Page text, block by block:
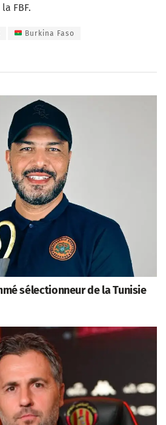
FBF.
Burkina Faso
sélectionneur de la Tunisie